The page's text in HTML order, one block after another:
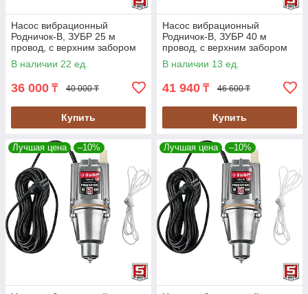
Насос вибрационный
Родничок-В, ЗУБР 25 м
провод, с верхним забором
воды, серия "Мастер"
(НВВ-25)
В наличии 22 ед.
36 000 ₸ 40 000 ₸
Купить
Насос вибрационный
Родничок-В, ЗУБР 40 м
провод, с верхним забором
воды, серия "Мастер"
(НВВ-40)
В наличии 13 ед.
41 940 ₸ 46 600 ₸
Купить
Лучшая цена –10% Лучшая цена –10%